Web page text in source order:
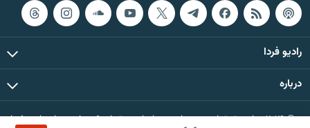
رادیو فردا
درباره
© ۲۰۲۶ تمام حقوق این وب‌سایت، بر اساس مقررات کپی‌رایت، برای رادیو فردا